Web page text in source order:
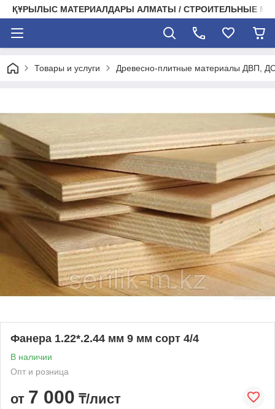
ҚҰРЫЛЫС МАТЕРИАЛДАРЫ АЛМАТЫ / СТРОИТЕЛЬНЫЕ
Товары и услуги Древесно-плитные материалы ДВП,
Фанера 1.22*.2.44 мм 9 мм сорт 4/4
В наличии
Опт и розница
от 7 000 ₸/лист